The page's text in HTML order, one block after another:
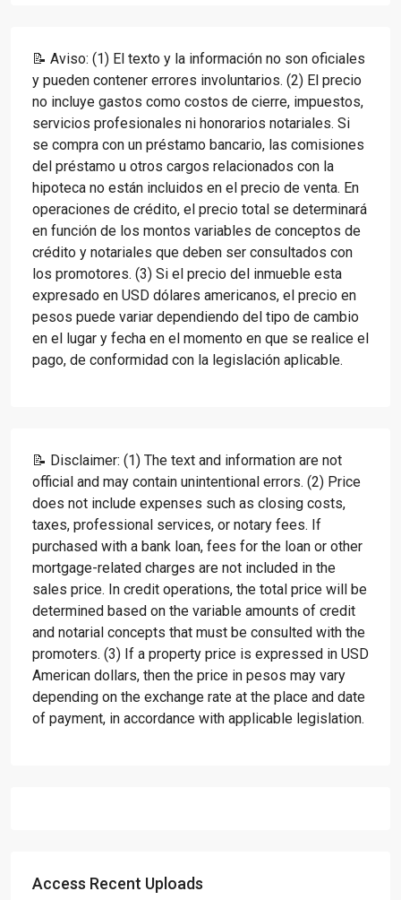
📝 Aviso: (1) El texto y la información no son oficiales
y pueden contener errores involuntarios. (2) El precio
no incluye gastos como costos de cierre, impuestos,
servicios profesionales ni honorarios notariales. Si
se compra con un préstamo bancario, las comisiones
del préstamo u otros cargos relacionados con la
hipoteca no están incluidos en el precio de venta. En
operaciones de crédito, el precio total se determinará
en función de los montos variables de conceptos de
crédito y notariales que deben ser consultados con
los promotores. (3) Si el precio del inmueble esta
expresado en USD dólares americanos, el precio en
pesos puede variar dependiendo del tipo de cambio
en el lugar y fecha en el momento en que se realice el
pago, de conformidad con la legislación aplicable.
📝 Disclaimer: (1) The text and information are not
official and may contain unintentional errors. (2) Price
does not include expenses such as closing costs,
taxes, professional services, or notary fees. If
purchased with a bank loan, fees for the loan or other
mortgage-related charges are not included in the
sales price. In credit operations, the total price will be
determined based on the variable amounts of credit
and notarial concepts that must be consulted with the
promoters. (3) If a property price is expressed in USD
American dollars, then the price in pesos may vary
depending on the exchange rate at the place and date
of payment, in accordance with applicable legislation.
Access Recent Uploads